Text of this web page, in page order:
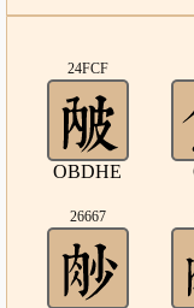
24FCF
OBDHE
26667